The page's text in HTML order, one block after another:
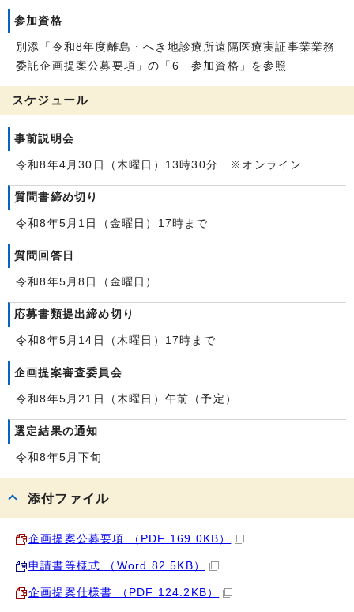
参加資格
別添「令和8年度離島・へき地診療所遠隔医療実証事業業務
委託企画提案公募要項」の「6 参加資格」を参照
スケジュール
事前説明会
令和8年4月30日（木曜日）13時30分 ※オンライン
質問書締め切り
令和8年5月1日（金曜日）17時まで
質問回答日
令和8年5月8日（金曜日）
応募書類提出締め切り
令和8年5月14日（木曜日）17時まで
企画提案審査委員会
令和8年5月21日（木曜日）午前（予定）
選定結果の通知
令和8年5月下旬
添付ファイル
企画提案公募要項 （PDF 169.0KB）
申請書等様式 （Word 82.5KB）
企画提案仕様書 （PDF 124.2KB）